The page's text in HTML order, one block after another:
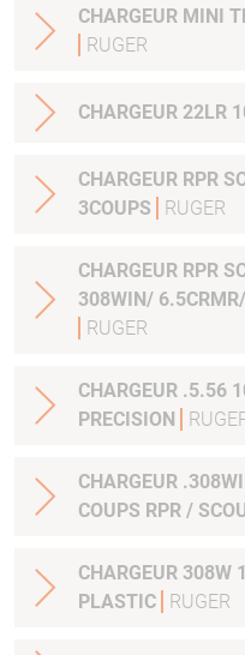
CHARGEUR MINI
RUGER
CHARGEUR 22LR
CHARGEUR RPR
3COUPS
RUGER
CHARGEUR RPR
308WIN/
RUGER
CHARGEUR .5.56
PRECISION
CHARGEUR
COUPS RPR /
CHARGEUR 308W
PLASTIC
RUGER